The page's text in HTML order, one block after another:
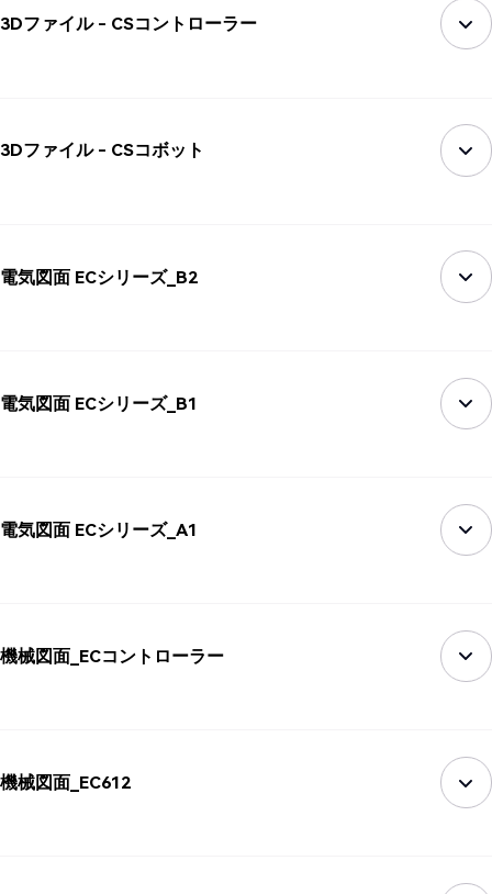
3Dファイル - CSコントローラー
3Dファイル - CSコボット
電気図面 ECシリーズ_B2
電気図面 ECシリーズ_B1
電気図面 ECシリーズ_A1
機械図面_ECコントローラー
機械図面_EC612